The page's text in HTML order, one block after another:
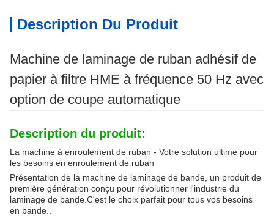
Description Du Produit
Machine de laminage de ruban adhésif de
papier à filtre HME à fréquence 50 Hz avec
option de coupe automatique
Description du produit:
La machine à enroulement de ruban - Votre solution ultime pour
les besoins en enroulement de ruban
Présentation de la machine de laminage de bande, un produit de
première génération conçu pour révolutionner l'industrie du
laminage de bande.C'est le choix parfait pour tous vos besoins
en bande..